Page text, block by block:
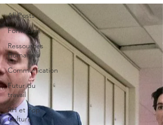
All Posts
Formation
Ressources
Humaines
Communication
Futur du
travail
RH et Pop
Culture